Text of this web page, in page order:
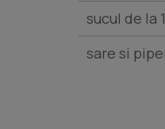
sucul de la
sare si